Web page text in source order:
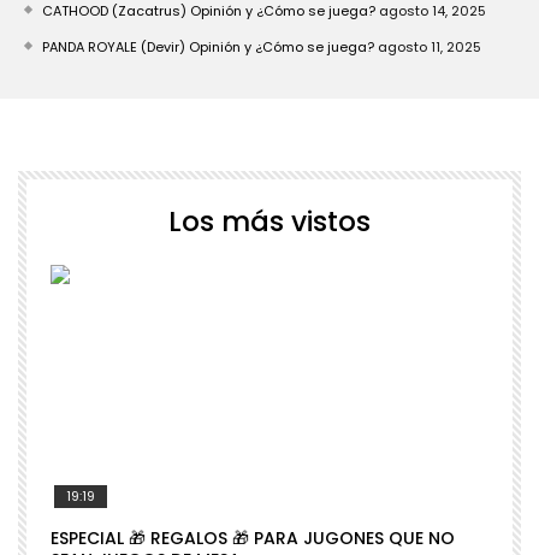
CATHOOD (Zacatrus) Opinión y ¿Cómo se juega? agosto 14, 2025
PANDA ROYALE (Devir) Opinión y ¿Cómo se juega? agosto 11, 2025
Los más vistos
19:19
ESPECIAL 🎁 REGALOS 🎁 PARA JUGONES QUE NO